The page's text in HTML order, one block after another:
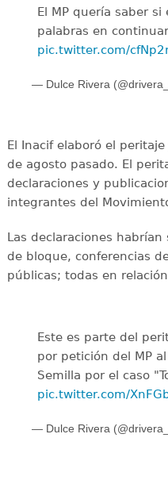
El MP quería saber
palabras en
pic.twitter.com/
— Dulce Rivera
El Inacif elaboró el
de agosto pasado. El
declaraciones y
integrantes del
Las declaraciones
de bloque, conferencias
públicas; todas en
Este es parte del
por petición del MP
Semilla por el caso
pic.twitter.com/
— Dulce Rivera